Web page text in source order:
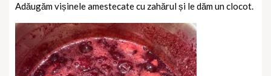
Adăugăm vișinele amestecate cu zahărul și le dăm un clocot.